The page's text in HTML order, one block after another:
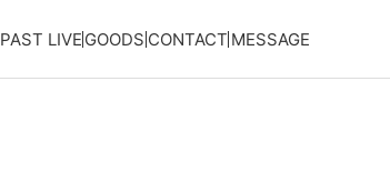
PAST LIVE GOODS CONTACT MESSAGE